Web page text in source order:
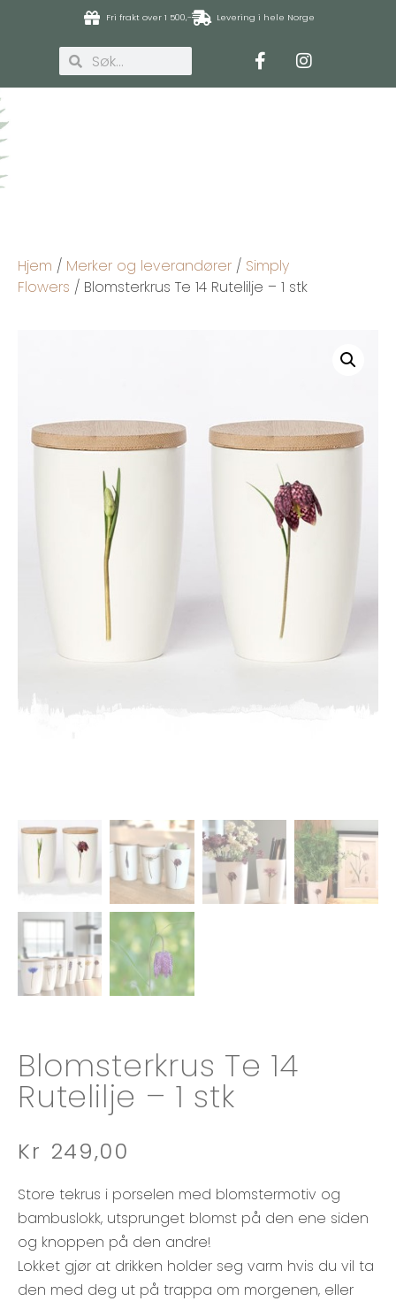
Fri frakt over 1 500,- Levering i hele Norge
Hjem / Merker og leverandører / Simply
Flowers / Blomsterkrus Te 14 Rutelilje – 1 stk
Blomsterkrus Te 14
Rutelilje – 1 stk
Kr 249,00
Store tekrus i porselen med blomstermotiv og
bambuslokk, utsprunget blomst på den ene siden
og knoppen på den andre!
Lokket gjør at drikken holder seg varm hvis du vil ta
den med deg ut på trappa om morgenen, eller